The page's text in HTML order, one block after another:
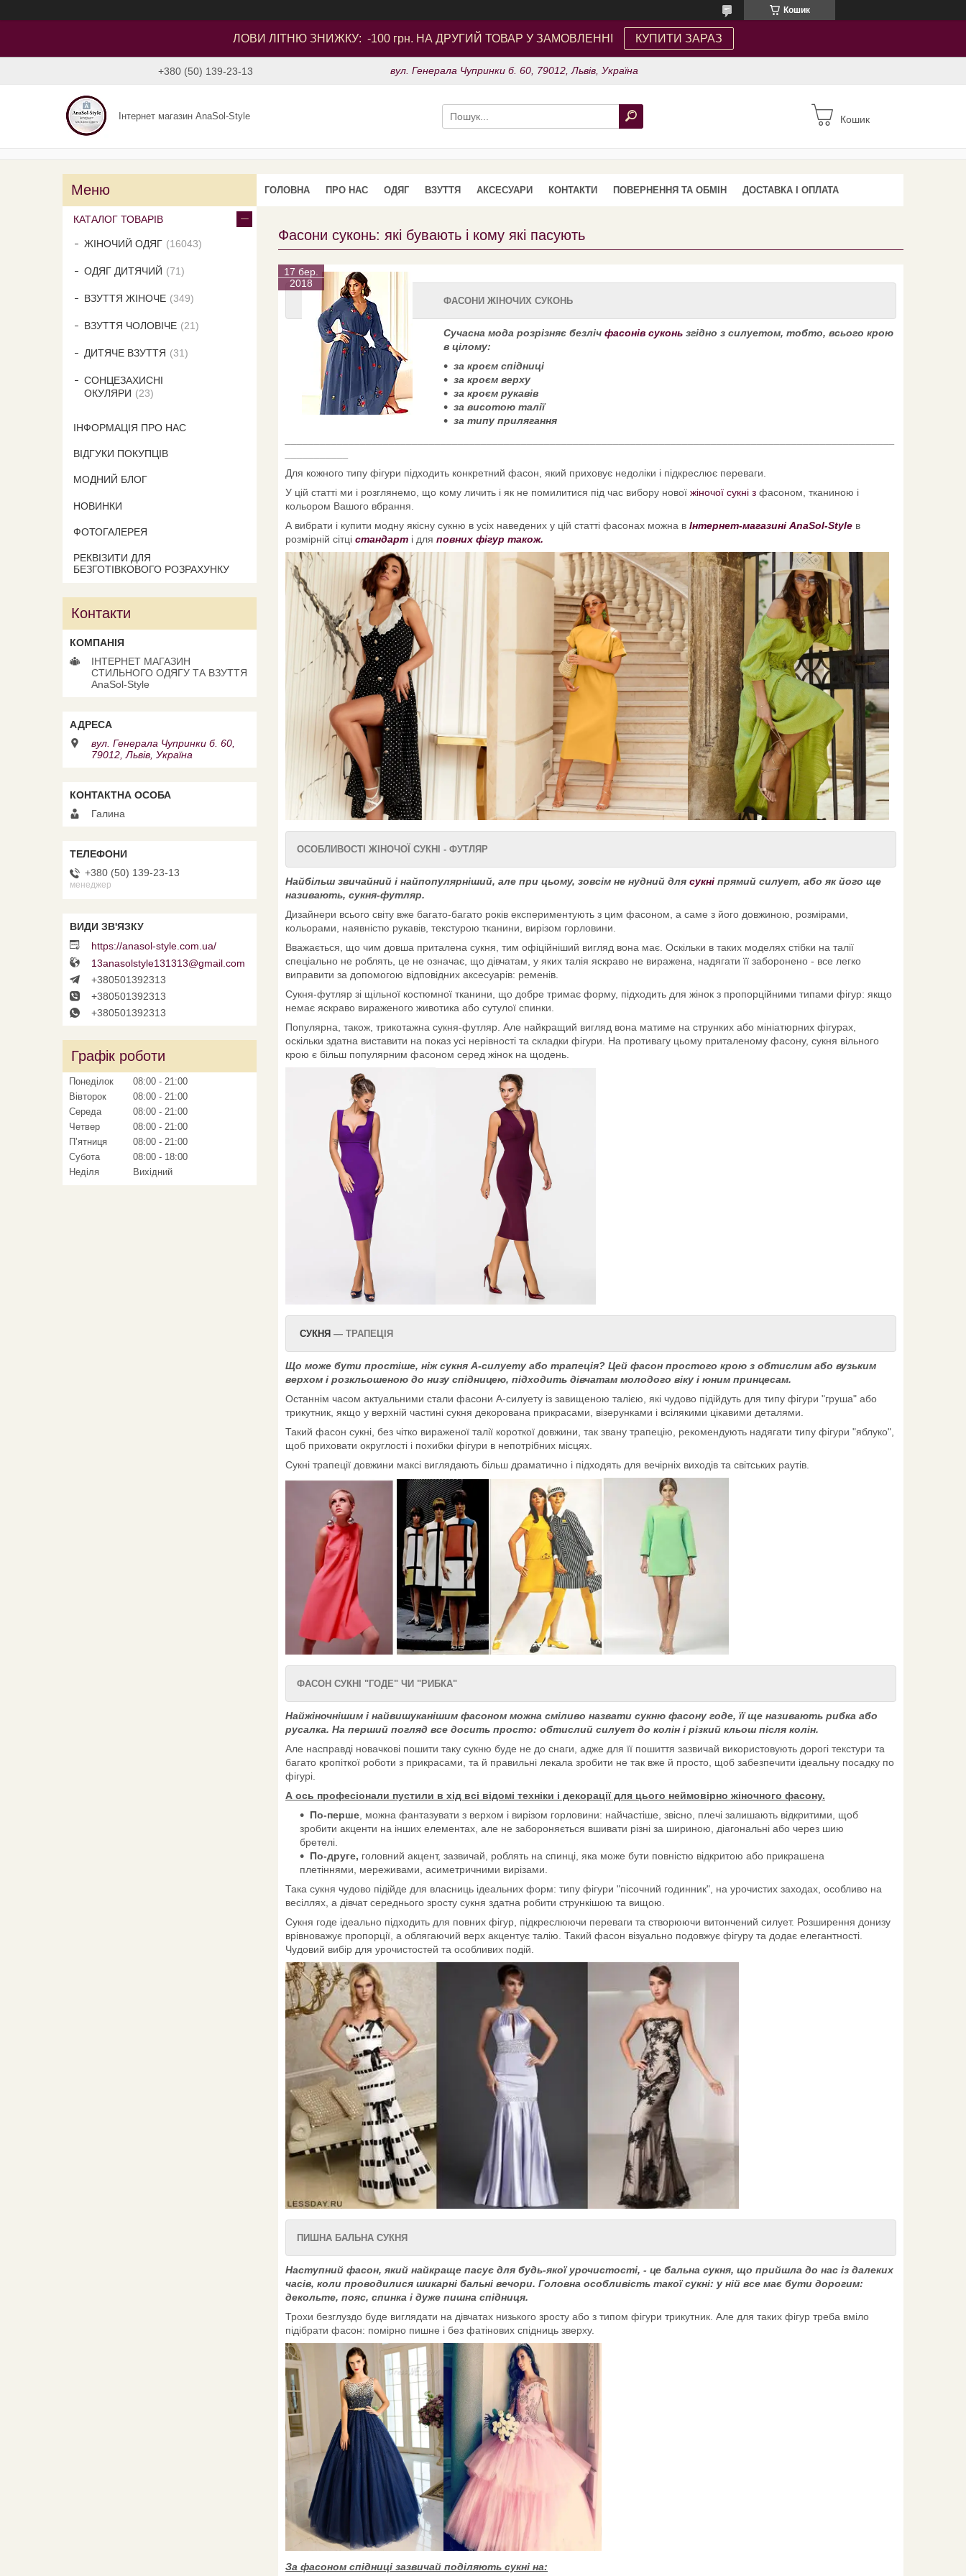
Кошик
ЛОВИ ЛІТНЮ ЗНИЖКУ: -100 грн. НА ДРУГИЙ ТОВАР У ЗАМОВЛЕННІ КУПИТИ ЗАРАЗ
+380 (50) 139-23-13 вул. Генерала Чупринки б. 60, 79012, Львів, Україна
Інтернет магазин AnaSol-Style Кошик
ГОЛОВНА ПРО НАС ОДЯГ ВЗУТТЯ АКСЕСУАРИ КОНТАКТИ ПОВЕРНЕННЯ ТА ОБМІН ДОСТАВКА І ОПЛАТА
Фасони суконь: які бувають і кому які пасують
17 бер.
2018
ФАСОНИ ЖІНОЧИХ СУКОНЬ
Сучасна мода розрізняє безліч фасонів суконь згідно з силуетом, тобто, всього крою
в цілому:
за кроєм спідниці
за кроєм верху
за кроєм рукавів
за висотою талії
за типу прилягання
Для кожного типу фігури підходить конкретний фасон, який приховує недоліки і підкреслює переваги.
У цій статті ми і розглянемо, що кому личить і як не помилитися під час вибору нової жіночої сукні з фасоном, тканиною і
кольором Вашого вбрання.
А вибрати і купити модну якісну сукню в усіх наведених у цій статті фасонах можна в Інтернет-магазині AnaSol-Style в
розмірній сітці стандарт і для повних фігур також.
ОСОБЛИВОСТІ ЖІНОЧОЇ СУКНІ - ФУТЛЯР
Найбільш звичайний і найпопулярніший, але при цьому, зовсім не нудний для сукні прямий силует, або як його ще
називають, сукня-футляр.
Дизайнери всього світу вже багато-багато років експериментують з цим фасоном, а саме з його довжиною, розмірами,
кольорами, наявністю рукавів, текстурою тканини, вирізом горловини.
Вважається, що чим довша приталена сукня, тим офіційніший вигляд вона має. Оскільки в таких моделях стібки на талії
спеціально не роблять, це не означає, що дівчатам, у яких талія яскраво не виражена, надягати її заборонено - все легко
виправити за допомогою відповідних аксесуарів: ременів.
Сукня-футляр зі щільної костюмної тканини, що добре тримає форму, підходить для жінок з пропорційними типами фігур: якщо
немає яскраво вираженого животика або сутулої спинки.
Популярна, також, трикотажна сукня-футляр. Але найкращий вигляд вона матиме на струнких або мініатюрних фігурах,
оскільки здатна виставити на показ усі нерівності та складки фігури. На противагу цьому приталеному фасону, сукня вільного
крою є більш популярним фасоном серед жінок на щодень.
СУКНЯ — ТРАПЕЦІЯ
Що може бути простіше, ніж сукня А-силуету або трапеція? Цей фасон простого крою з обтислим або вузьким
верхом і розкльошеною до низу спідницею, підходить дівчатам молодого віку і юним принцесам.
Останнім часом актуальними стали фасони А-силуету із завищеною талією, які чудово підійдуть для типу фігури "груша" або
трикутник, якщо у верхній частині сукня декорована прикрасами, візерунками і всілякими цікавими деталями.
Такий фасон сукні, без чітко вираженої талії короткої довжини, так звану трапецію, рекомендують надягати типу фігури "яблуко",
щоб приховати округлості і похибки фігури в непотрібних місцях.
Сукні трапеції довжини максі виглядають більш драматично і підходять для вечірніх виходів та світських раутів.
ФАСОН СУКНІ "ГОДЕ" ЧИ "РИБКА"
Найжіночнішим і найвишуканішим фасоном можна сміливо назвати сукню фасону годе, її ще називають рибка або
русалка. На перший погляд все досить просто: обтислий силует до колін і різкий кльош після колін.
Але насправді новачкові пошити таку сукню буде не до снаги, адже для її пошиття зазвичай використовують дорогі текстури та
багато кропіткої роботи з прикрасами, та й правильні лекала зробити не так вже й просто, щоб забезпечити ідеальну посадку по
фігурі.
А ось професіонали пустили в хід всі відомі техніки і декорації для цього неймовірно жіночного фасону.
По-перше , можна фантазувати з верхом і вирізом горловини: найчастіше, звісно, плечі залишають відкритими, щоб
зробити акценти на інших елементах, але не забороняється вшивати різні за шириною, діагональні або через шию
бретелі.
По-друге, головний акцент, зазвичай, роблять на спинці, яка може бути повністю відкритою або прикрашена
плетіннями, мереживами, асиметричними вирізами.
Така сукня чудово підійде для власниць ідеальних форм: типу фігури "пісочний годинник", на урочистих заходах, особливо на
весіллях, а дівчат середнього зросту сукня здатна робити стрункішою та вищою.
Сукня годе ідеально підходить для повних фігур, підкреслюючи переваги та створюючи витончений силует. Розширення донизу
врівноважує пропорції, а облягаючий верх акцентує талію. Такий фасон візуально подовжує фігуру та додає елегантності.
Чудовий вибір для урочистостей та особливих подій.
ПИШНА БАЛЬНА СУКНЯ
Наступний фасон, який найкраще пасує для будь-якої урочистості, - це бальна сукня, що прийшла до нас із далеких
часів, коли проводилися шикарні бальні вечори. Головна особливість такої сукні: у ній все має бути дорогим:
декольте, пояс, спинка і дуже пишна спідниця.
Трохи безглуздо буде виглядати на дівчатах низького зросту або з типом фігури трикутник. Але для таких фігур треба вміло
підібрати фасон: помірно пишне і без фатінових спідниць зверху.
За фасоном спідниці зазвичай поділяють сукні на:
КАТАЛОГ ТОВАРІВ
ЖІНОЧИЙ ОДЯГ 16043
ОДЯГ ДИТЯЧИЙ 71
ВЗУТТЯ ЖІНОЧЕ 349
ВЗУТТЯ ЧОЛОВІЧЕ 21
ДИТЯЧЕ ВЗУТТЯ 31
СОНЦЕЗАХИСНІ
ОКУЛЯРИ
23
ІНФОРМАЦІЯ ПРО НАС
ВІДГУКИ ПОКУПЦІВ
МОДНИЙ БЛОГ
НОВИНКИ
ФОТОГАЛЕРЕЯ
РЕКВІЗИТИ ДЛЯ
БЕЗГОТІВКОВОГО РОЗРАХУНКУ
Контакти
ІНТЕРНЕТ МАГАЗИН
СТИЛЬНОГО ОДЯГУ ТА ВЗУТТЯ
AnaSol-Style
вул. Генерала Чупринки б. 60,
79012, Львів, Україна
Галина
+380 (50) 139-23-13
менеджер
https://anasol-style.com.ua/
13anasolstyle131313@gmail.com
+380501392313
+380501392313
+380501392313
Графік роботи
Понеділок 08:00
21:00
Вівторок
08:00
21:00
Середа
08:00
21:00
Четвер
08:00
21:00
Пʼятниця
08:00
21:00
Субота
08:00
18:00
Неділя
Вихідний